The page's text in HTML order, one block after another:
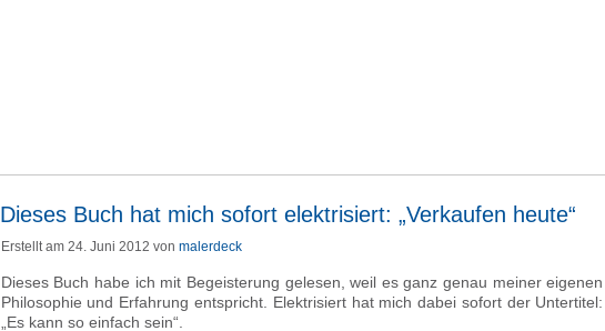
Dieses Buch hat mich sofort elektrisiert: „Verkaufen heute“
Erstellt am 24. Juni 2012 von malerdeck
Dieses Buch habe ich mit Begeisterung gelesen, weil es ganz genau meiner eigenen
Philosophie und Erfahrung entspricht. Elektrisiert hat mich dabei sofort der Untertitel:
„Es kann so einfach sein“.